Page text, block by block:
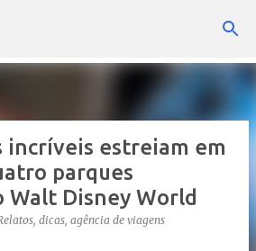
o conteúdo principal
incríveis estreiam em
parques
Walt Disney World
dicas, agência de viagens